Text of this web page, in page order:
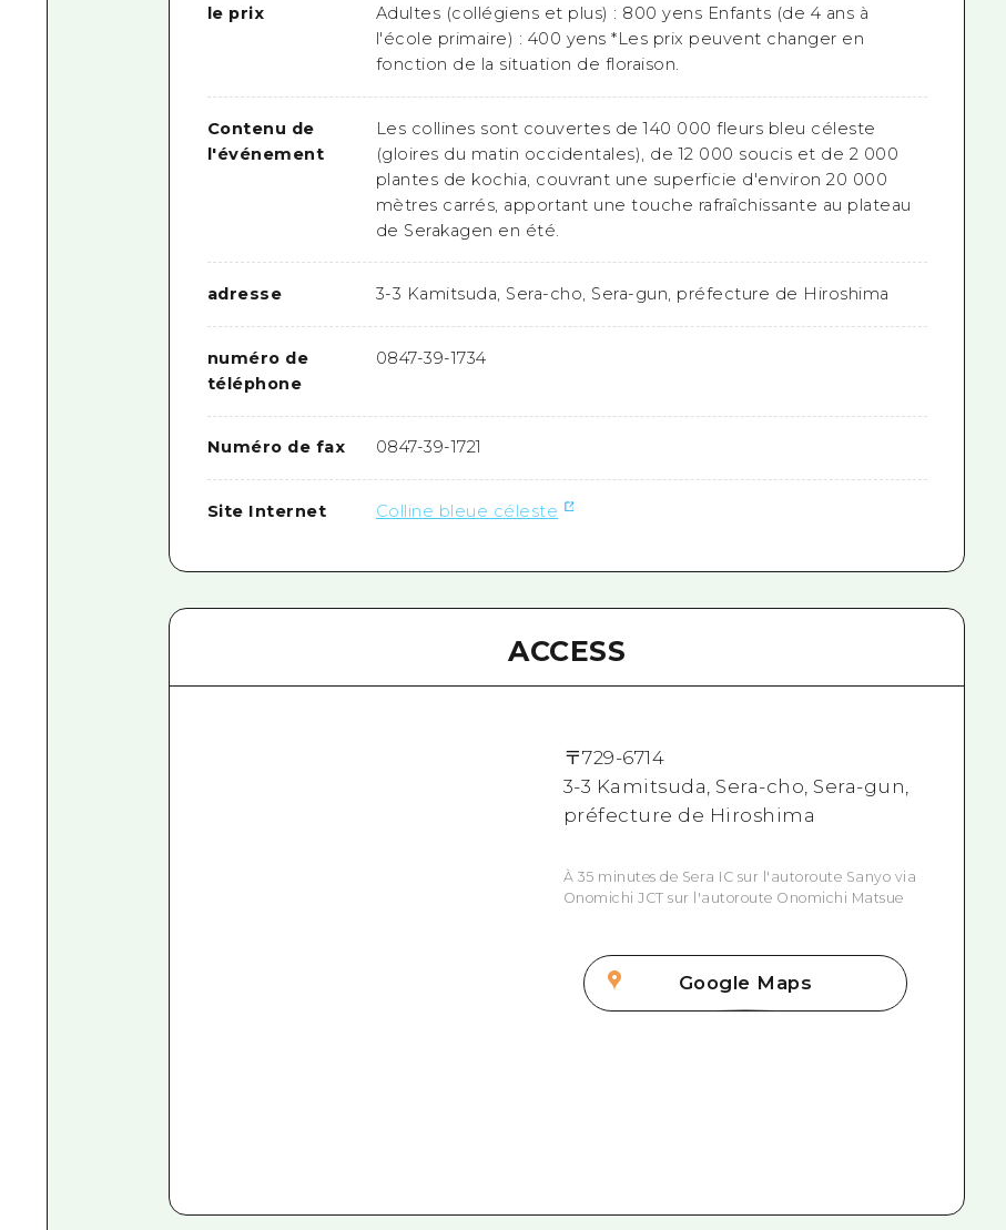
le prix
Adultes (collégiens et plus) : 800 yens Enfants (de 4 ans à
l'école primaire) : 400 yens *Les prix peuvent changer en
fonction de la situation de floraison.
Contenu de
l'événement
Les collines sont couvertes de 140 000 fleurs bleu céleste
(gloires du matin occidentales), de 12 000 soucis et de 2 000
plantes de kochia, couvrant une superficie d'environ 20 000
mètres carrés, apportant une touche rafraîchissante au plateau
de Serakagen en été.
adresse 3-3 Kamitsuda, Sera-cho, Sera-gun, préfecture de Hiroshima
numéro de
téléphone
0847-39-1734
Numéro de fax 0847-39-1721
Site Internet Colline bleue céleste
ACCESS
〒729-6714
3-3 Kamitsuda, Sera-cho, Sera-gun,
préfecture de Hiroshima
À 35 minutes de Sera IC sur l'autoroute Sanyo via
Onomichi JCT sur l'autoroute Onomichi Matsue
Google Maps